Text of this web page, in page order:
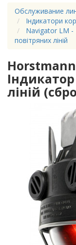
Обслуживание
Індикатори
Navigator LM -
повітряних ліній
ліній